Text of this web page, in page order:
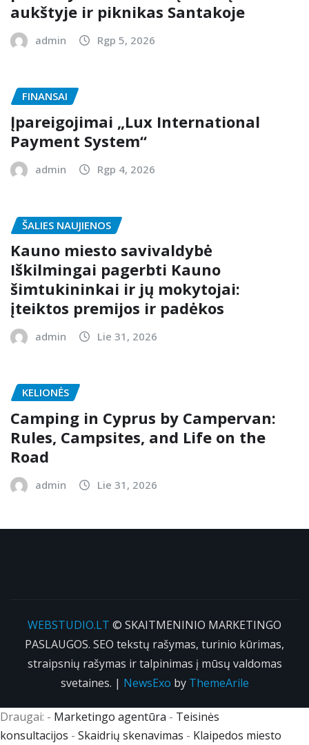
aukštyje ir piknikas Santakoje
admin Rgp 5, 2026
FINANSAI
Įpareigojimai „Lux International
Payment System“
admin Rgp 4, 2026
ŠALIES NAUJIENOS
Kauno miesto savivaldybė
Iškilmingai pagerbti Kauno
šimtukininkai ir jų mokytojai:
įteiktos premijos ir padėkos
admin Lie 31, 2026
KELIONĖS
Camping in Cyprus by Campervan:
Rules, Campsites, and Life on the
Road
admin Lie 31, 2026
WEBSTUDIO.LT © SKAITMENINIO MARKETINGO
PASLAUGOS. SEO tekstų rašymas, turinio kūrimas,
straipsnių rašymas ir talpinimas į mūsų valdomas
svetaines. | NewsExo by ThemeArile
Draugai: - Marketingo agentūra - Teisinės
konsultacijos - Skaidrių skenavimas - Klaipedos miesto